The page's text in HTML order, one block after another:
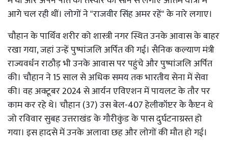
आगे चल रही थीं। लोगों ने "राजवीर सिंह अमर रहें" के नारे लगाए।
चौहान के पार्थिव शरीर को शास्त्री नगर स्थित उनके आवास के बाहर
रखा गया, जहां उन्हें पुष्पांजलि अर्पित की गई। सैनिक कल्याण मंत्री
राज्यवर्धन राठौड़ भी उनके आवास पर पहुंचे और पुष्पांजलि अर्पित
की। चौहान ने 15 साल से अधिक समय तक भारतीय सेना में सेवा
की। वह अक्टूबर 2024 से आर्यन एविएशन में पायलट के तौर पर
काम कर रहे थे। चौहान (37) उस बेल-407 हेलीकॉप्टर के कैप्टन थे
जो रविवार सुबह उत्तराखंड के गौरीकुंड के पास दुर्घटनाग्रस्त हो
गया। इस हादसे में उनके अलावा छह और लोगों की मौत हो गई।